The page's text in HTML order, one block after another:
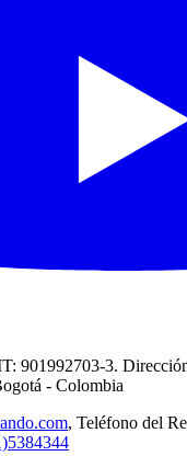
901992703-3.
- Colombia
, Teléfono del